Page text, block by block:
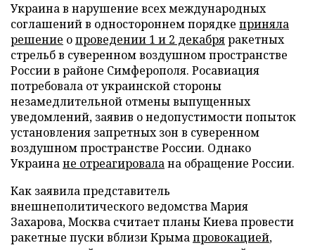
Украина в нарушение всех международных
соглашений в одностороннем порядке приняла
решение опроведении 1 и 2 декабряракетных
стрельб в суверенном воздушном пространстве
России в районе Симферополя. Росавиация
потребовала от украинской стороны
незамедлительной отмены выпущенных
уведомлений, заявив о недопустимости попыток
установления запретных зон в суверенном
воздушном пространстве России. Однако
Украинане отреагировалана обращение России.
Как заявила представитель
внешнеполитического ведомства Мария
Захарова, Москва считает планы Киева провести
ракетные пуски вблизи Крымапровокацией,